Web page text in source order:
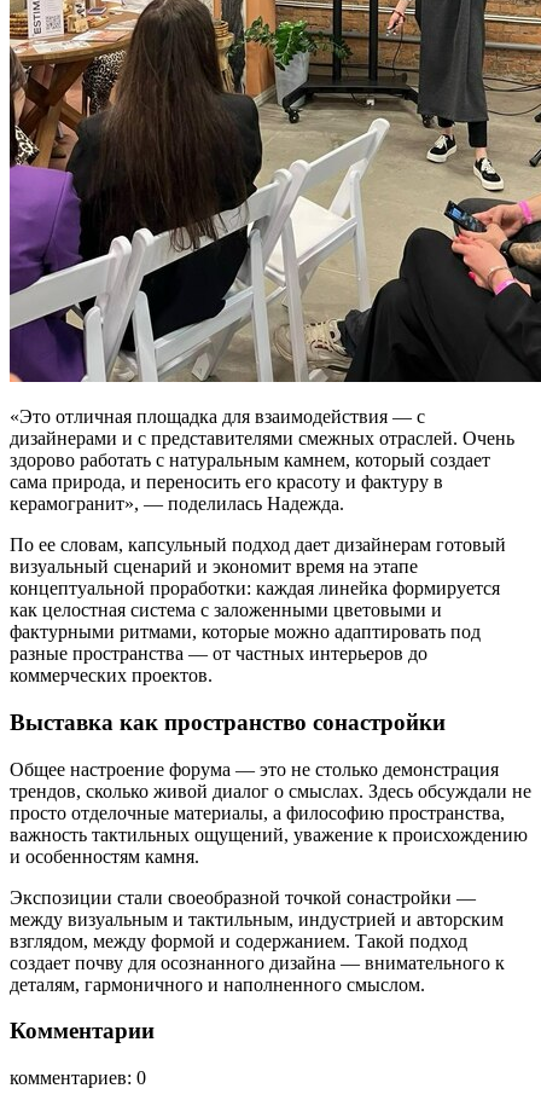
«Это отличная площадка для взаимодействия — с
дизайнерами и с представителями смежных отраслей. Очень
здорово работать с натуральным камнем, который создает
сама природа, и переносить его красоту и фактуру в
керамогранит», — поделилась Надежда.
По ее словам, капсульный подход дает дизайнерам готовый
визуальный сценарий и экономит время на этапе
концептуальной проработки: каждая линейка формируется
как целостная система с заложенными цветовыми и
фактурными ритмами, которые можно адаптировать под
разные пространства — от частных интерьеров до
коммерческих проектов.
Выставка как пространство сонастройки
Общее настроение форума — это не столько демонстрация
трендов, сколько живой диалог о смыслах. Здесь обсуждали не
просто отделочные материалы, а философию пространства,
важность тактильных ощущений, уважение к происхождению
и особенностям камня.
Экспозиции стали своеобразной точкой сонастройки —
между визуальным и тактильным, индустрией и авторским
взглядом, между формой и содержанием. Такой подход
создает почву для осознанного дизайна — внимательного к
деталям, гармоничного и наполненного смыслом.
Комментарии
комментариев: 0